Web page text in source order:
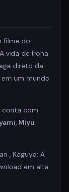
filme do
vida de Iroha
direto da
um mundo
conta com:
Miyu
, Kaguya: A
em alta